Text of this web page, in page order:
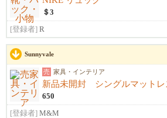
＄3
[登録者] R
Sunnyvale
売 家具・インテリア
650
[登録者] M&M